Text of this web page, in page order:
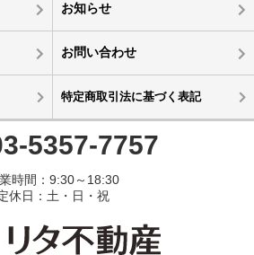
お知らせ
お問い合わせ
特定商取引法に基づく表記
5357-7757
時間：9:30～18:30
休日：土・日・祝